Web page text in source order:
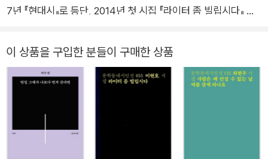
7년 『현대시』로 등단, 2014년 첫 시집 『라이터 좀 빌립시다』 이
세한 언어 감각을 바탕으로 때로는 미어질 만큼 슬프고 때로는 아
름다운 구절이다”라는 그의 첫 시집 속 한 문장은, 세계를 바라보
이현호 시를 설명할 결정적인 한 문장이기도 하겠다. 이번 시집은
총 두 파트로 나뉘어 있다. 지난 시절의 아날로그를 떠올리게도
이 상품을 구입한 분들이 구매한 상품